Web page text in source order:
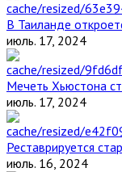
В Таиланде
июль. 17, 2024
Мечеть Хьюстона
июль. 17, 2024
Реставрируется
июль. 16, 2024